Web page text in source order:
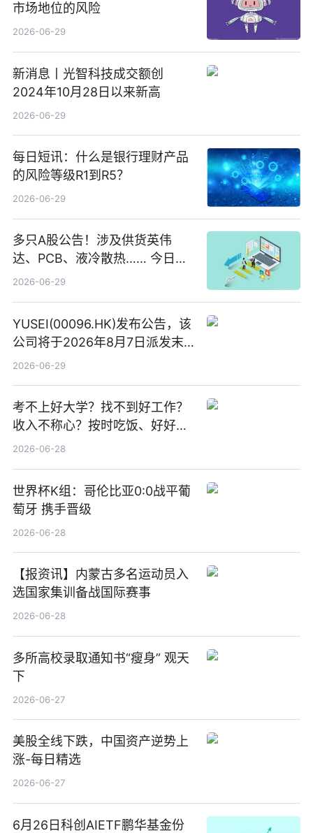
市场地位的风险
2026-06-29
新消息丨光智科技成交额创
2024年10月28日以来新高
2026-06-29
每日短讯：什么是银行理财产品
的风险等级R1到R5？
2026-06-29
多只A股公告！涉及供货英伟
达、PCB、液冷散热…… 今日快
讯
2026-06-29
YUSEI(00096.HK)发布公告，该
公司将于2026年8月7日派发末
期股息每股人民币0.013元 每日
2026-06-29
考不上好大学？找不到好工作？
收入不称心？按时吃饭、好好睡
觉
2026-06-28
世界杯K组：哥伦比亚0:0战平葡
萄牙 携手晋级
2026-06-28
【报资讯】内蒙古多名运动员入
选国家集训备战国际赛事
2026-06-28
多所高校录取通知书“瘦身” 观天
下
2026-06-27
美股全线下跌，中国资产逆势上
涨-每日精选
2026-06-27
6月26日科创AIETF鹏华基金份